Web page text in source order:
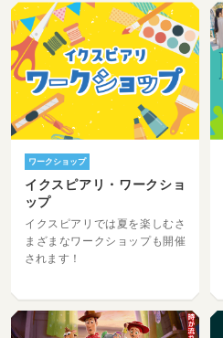
ワークショップ
イクスピアリ・ワークショ
ップ
イクスピアリでは夏を楽しむさ
まざまなワークショップも開催
されます！